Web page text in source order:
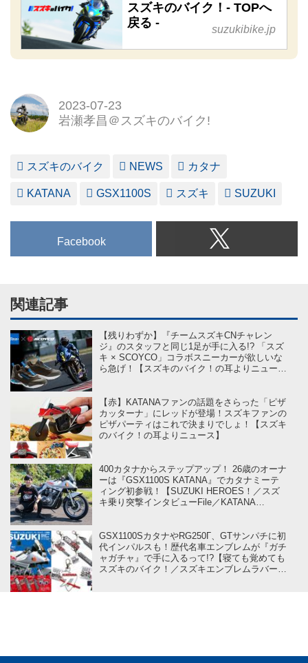
スズキのバイク！- TOPへ
戻る -
suzukibike.jp
2023-07-23
岩瀬孝昌＠スズキのバイク!
スズキのバイク NEWS カタナ
KATANA GSX1100S スズキ SUZUKI
Facebook
関連記事
【残りわずか】『チームスズキCNチャレン
ジ』のスタッフと同じ1足が手に入る!? 「スズ
キ × SCOYCO」コラボスニーカーが欲しいな
ら急げ！【スズキのバイク！の耳よりニュー
【赤】KATANAファンの話題をさらった「ピザ
カッターナ」にレッドが登場！スズキファンの
ピザパーティはこれで決まりでしょ！【スズキ
のバイク！の耳よりニュース】
400カタナからステップアップ！ 26歳のオーナ
ーは『GSX1100S KATANA』でカタナミーテ
ィング初参戦！【SUZUKI HEROES！／スズ
キ乗り突撃インタビューFile／KATANA
GSX1100SカタナやRG250Γ、GTサンパチに初
代インパルスも！歴代名車エンブレムが『ガチ
ャガチャ』で手に入るって!?【寝ても覚めても
スズキのバイク！／スズキエンブレムラバーキ